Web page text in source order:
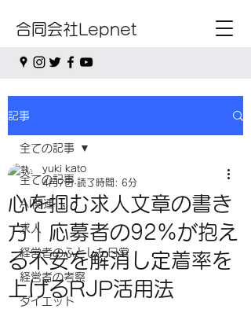
合同会社Lepnet
記事
全ての記事
AI関連
求人
経営者のふとした日常
経営者の考察
ダイエット
全ての記事
心を掴む求人文章の書き
方｜応募者の92%が抱え
る不安を解消し定着率を
上げるRJP活用法
yuki kato
4月7日 読了時間: 6分